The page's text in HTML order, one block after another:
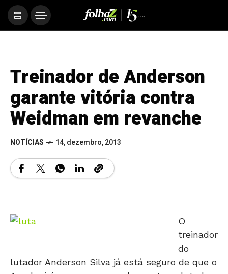
Treinador de Anderson
garante vitória contra
Weidman em revanche
NOTÍCIAS 14, dezembro, 2013
O
treinador
do
lutador Anderson Silva já está seguro de que o